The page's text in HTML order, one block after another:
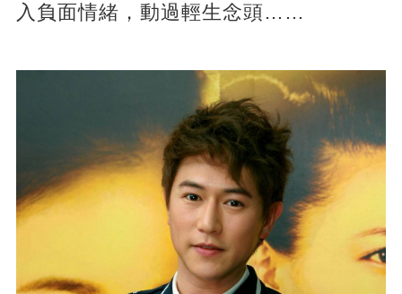
入負面情緒，動過輕生念頭……